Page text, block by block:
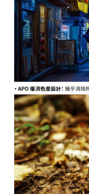
是否繳費成功／繳費後需取
客戶支援中心」 https://
【注意事項】
１．透過由恩沛科技股份有
易，需依本服務之必要範
權轉讓予恩沛科技股份有限
２．關於個人資料處理事宜
https://aftee.tw/terms/
３．未成年的使用者請事先
「AFTEE先享後付」，若
任。
４．使用「AFTEE先享後
時審查核予不同之上限額度
請求用戶進行身份認證。
５．嚴禁一人註冊多個帳號
恩沛科技股份有限公司將有
每筆NT$75，滿
付款後門市自取
免運費